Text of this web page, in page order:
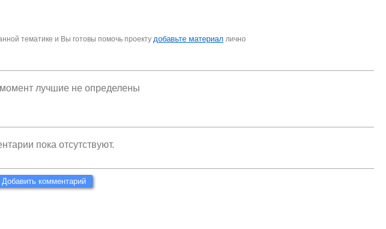
тематике и Вы готовы помочь проекту добавьте материал лично
лучшие не определены
пока отсутствуют.
Добавить комментарий